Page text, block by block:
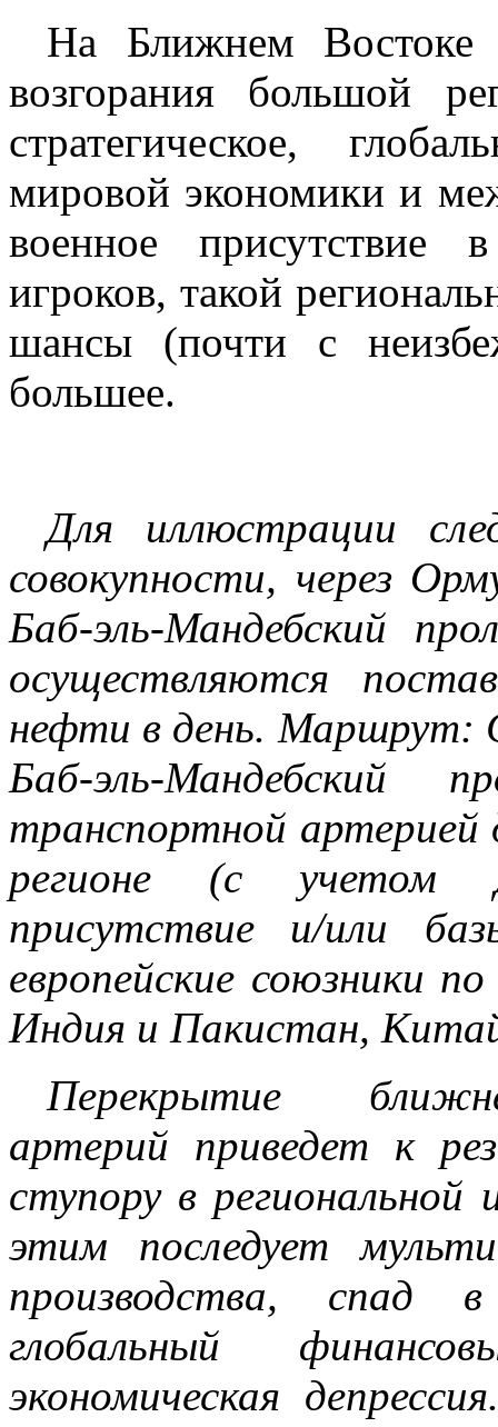
На Ближнем Востоке
возгорания большой
стратегическое,
мировой экономики и
военное присутствие
игроков, такой
шансы (почти с
большее.
Для иллюстрации
совокупности, через
Баб-эль-Мандебский
осуществляются
нефти в день. Маршрут:
Баб-эль-Мандебский
транспортной артерией
регионе (с учетом
присутствие и/или
европейские союзники
Индия и Пакистан,
Перекрытие
артерий приведет к
ступору в
этим последует
производства, спад
глобальный
экономическая